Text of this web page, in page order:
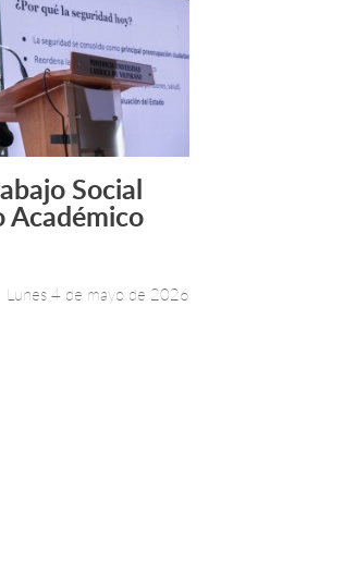
Leer más +
Social
Académico
Lunes 4 de mayo de 2026